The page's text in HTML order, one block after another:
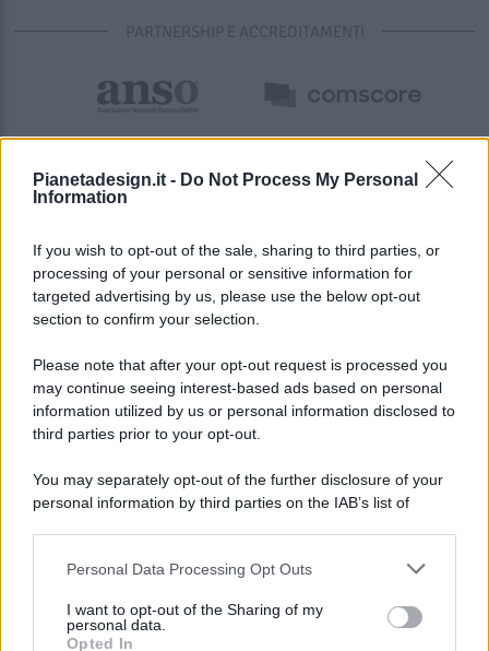
Pianetadesign.it - Do Not Process My Personal
Information
If you wish to opt-out of the sale, sharing to third parties, or
processing of your personal or sensitive information for
targeted advertising by us, please use the below opt-out
section to confirm your selection.
Please note that after your opt-out request is processed you
may continue seeing interest-based ads based on personal
information utilized by us or personal information disclosed to
third parties prior to your opt-out.
You may separately opt-out of the further disclosure of your
personal information by third parties on the IAB’s list of
This information may also be disclosed by us to third parties
disclose it to other third parties.
Personal Data Processing Opt Outs
I want to opt-out of the Sharing of my
personal data.
Opted In
PARTNERSHIP E ACCREDITAMENTI
© 2026 - Pianeta Design - P.IVA 04827280654 - Testata
Registrata Al Tribunale Di Nocera Inferiore N. 8/2020 - RG N.
ISCRIZIONE AL ROC N. 35792 – ISCRITTA ALL’ANSO
(ASSOCIAZIONE NAZIONALE STAMPA ONLINE)
PREFERENZE PRIVACY